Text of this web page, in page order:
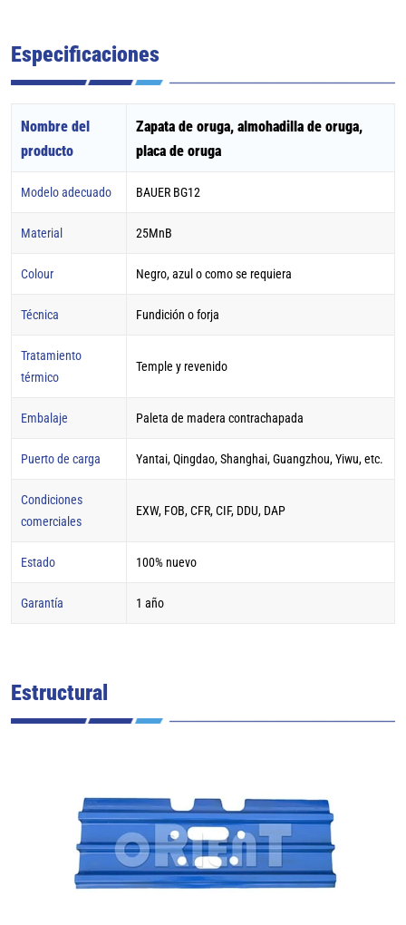
Especificaciones
Nombre del
producto
Zapata de oruga, almohadilla de oruga,
placa de oruga
Modelo adecuado BAUER BG12
Material 25MnB
Colour Negro, azul o como se requiera
Técnica Fundición o forja
Tratamiento
térmico
Temple y revenido
Embalaje Paleta de madera contrachapada
Puerto de carga Yantai, Qingdao, Shanghai, Guangzhou, Yiwu, etc.
Condiciones
comerciales
EXW, FOB, CFR, CIF, DDU, DAP
Estado 100% nuevo
Garantía 1 año
Estructural